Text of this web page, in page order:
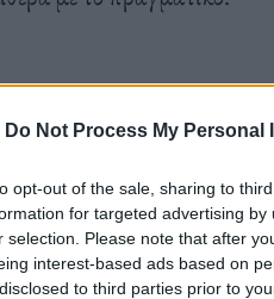
Do Not Process My Personal
opt-out of the sale, sharing to
for targeted advertising
selection. Please note that after
interest-based ads based on
to third parties prior to
del Valentino, η Piazza
το βάθος του
το “πλήρωμα” του
στραμμένο